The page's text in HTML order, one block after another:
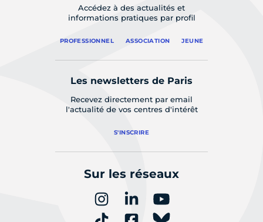
Accédez à des actualités et
informations pratiques par profil
PROFESSIONNEL ASSOCIATION JEUNE
Les newsletters de Paris
Recevez directement par email
l'actualité de vos centres d'intérêt
S'INSCRIRE
Sur les réseaux